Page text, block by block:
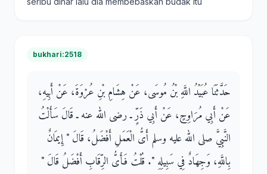
bukhari:2518
حَدَّثَنَا عُبَيْدُ اللَّهِ بْنُ مُوسَى، عَنْ هِشَامِ بْنِ عُرْوَةَ، عَنْ أَبِيهِ،
عَنْ أَبِي مُرَاوِحٍ، عَنْ أَبِي ذَرٍّ ـ رضى الله عنه ـ قَالَ سَأَلْتُ
النَّبِيَّ صلى الله عليه وسلم أَىُّ الْعَمَلِ أَفْضَلُ، قَالَ ‏"‏ إِيمَانٌ
بِاللَّهِ، وَجِهَادٌ فِي سَبِيلِهِ ‏"‏‏.‏ قُلْتُ فَأَىُّ الرِّقَابِ أَفْضَلُ قَالَ ‏"‏